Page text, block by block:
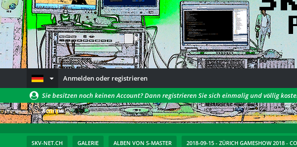
Anmelden oder registrieren
Sie besitzen noch keinen Account? Dann registrieren Sie sich einmalig und völlig
können!
SKV-NET.CH GALERIE ALBEN VON S-MASTER 2018-09-15 - ZÜRICH GAMESHOW 2018 -